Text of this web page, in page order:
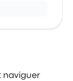
naviguer